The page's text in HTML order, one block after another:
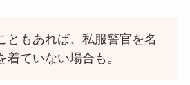
ともあれば、私服警官を名
着ていない場合も。